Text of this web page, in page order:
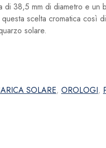
di 38,5 mm di diametro e
scelta cromatica così
solare.
SOLARE, OROLOGI,